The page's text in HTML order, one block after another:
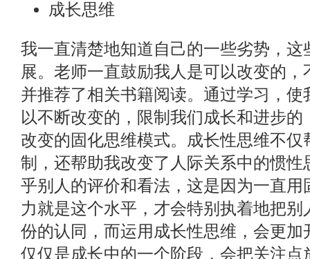
成长思维
我一直清楚地知道自己的一些劣势，
展。老师一直鼓励我人是可以改变的
并推荐了相关书籍阅读。通过学习，
以不断改变的，限制我们成长和进步
改变的固化思维模式。成长性思维不
制，还帮助我改变了人际关系中的惯
乎别人的评价和看法，这是因为一直
力就是这个水平，才会特别执着地把
份的认同，而运用成长性思维，会更
仅仅是成长中的一个阶段，会把关注